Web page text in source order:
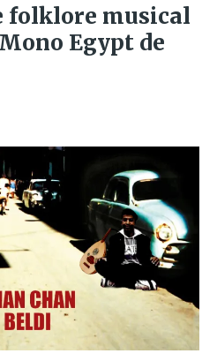
folklore musical
Egypt de